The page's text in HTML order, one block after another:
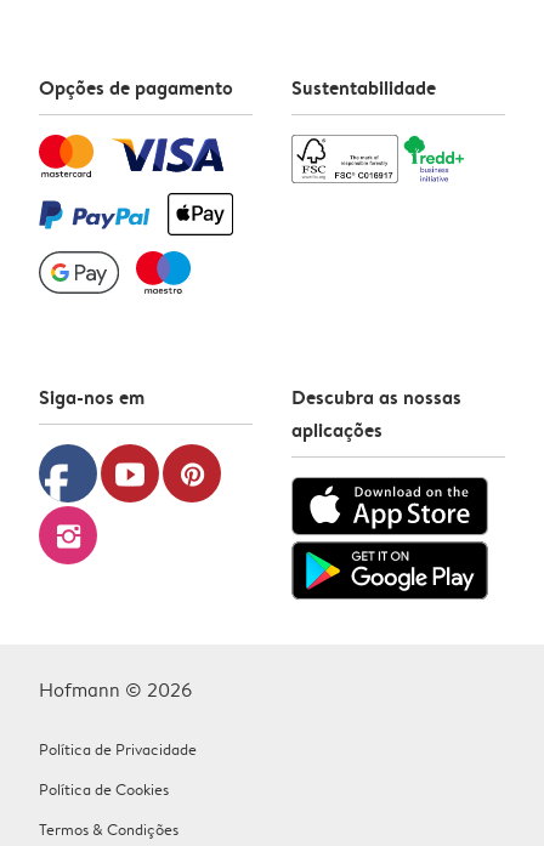
Opções de pagamento Sustentabilidade
Siga-nos em
facebook youtube pinterest
instagram
Descubra as nossas
aplicações
Hofmann © 2026
Política de Privacidade
Política de Cookies
Termos & Condições